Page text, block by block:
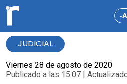
-A
JUDICIAL
Viernes 28 de agosto de 2020
Publicado a las 15:07 |